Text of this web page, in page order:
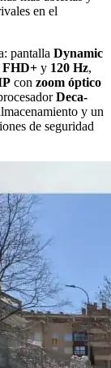
en el
pantalla Dynamic
FHD+ y 120 Hz,
con zoom óptico
Deca-
y un
de seguridad